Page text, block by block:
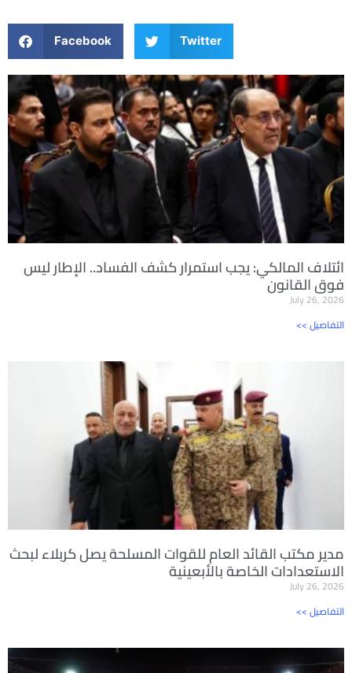
Facebook Twitter
ائتلاف المالكي: يجب استمرار كشف الفساد.. الإطار ليس
فوق القانون
July 26, 2026
<< التفاصيل
مدير مكتب القائد العام للقوات المسلحة يصل كربلاء لبحث
الاستعدادات الخاصة بالأبعينية
July 26, 2026
<< التفاصيل